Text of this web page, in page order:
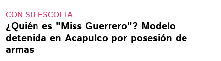
CON SU ESCOLTA
¿Quién es "Miss Guerrero"? Modelo
detenida en Acapulco por posesión de
armas